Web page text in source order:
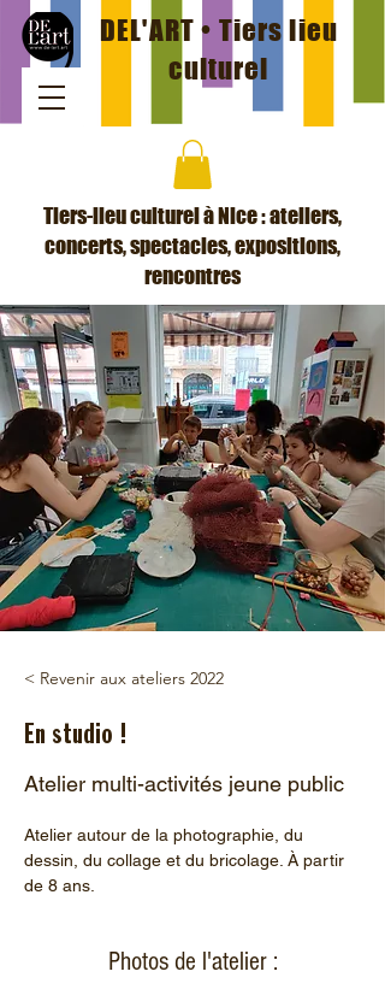
DEL'ART • Tiers lieu
culturel
Tiers-lieu culturel à Nice : ateliers,
concerts, spectacles, expositions,
rencontres
< Revenir aux ateliers 2022
En studio !
Atelier multi-activités jeune public
Atelier autour de la photographie, du
dessin, du collage et du bricolage. À partir
de 8 ans.
Photos de l'atelier :